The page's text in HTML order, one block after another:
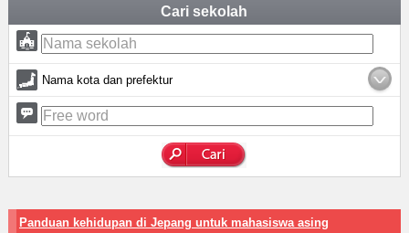
Cari sekolah
Nama kota dan prefektur
Panduan kehidupan di Jepang untuk mahasiswa asing